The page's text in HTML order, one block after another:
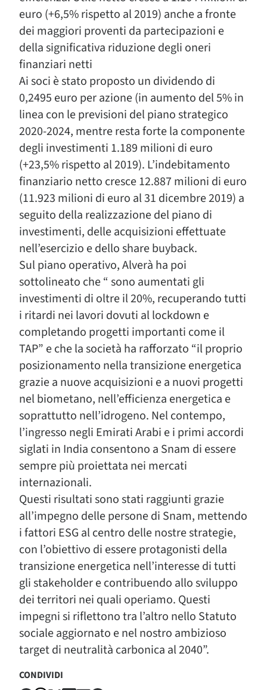
euro (+6,5% rispetto al 2019) anche a fronte
dei maggiori proventi da partecipazioni e
della significativa riduzione degli oneri
finanziari netti
Ai soci è stato proposto un dividendo di
0,2495 euro per azione (in aumento del 5% in
linea con le previsioni del piano strategico
2020-2024, mentre resta forte la componente
degli investimenti 1.189 milioni di euro
(+23,5% rispetto al 2019). L’indebitamento
finanziario netto cresce 12.887 milioni di euro
(11.923 milioni di euro al 31 dicembre 2019) a
seguito della realizzazione del piano di
investimenti, delle acquisizioni effettuate
nell’esercizio e dello share buyback.
Sul piano operativo, Alverà ha poi
sottolineato che “ sono aumentati gli
investimenti di oltre il 20%, recuperando tutti
i ritardi nei lavori dovuti al lockdown e
completando progetti importanti come il
TAP” e che la società ha rafforzato “il proprio
posizionamento nella transizione energetica
grazie a nuove acquisizioni e a nuovi progetti
nel biometano, nell’efficienza energetica e
soprattutto nell’idrogeno. Nel contempo,
l’ingresso negli Emirati Arabi e i primi accordi
siglati in India consentono a Snam di essere
sempre più proiettata nei mercati
internazionali.
Questi risultati sono stati raggiunti grazie
all’impegno delle persone di Snam, mettendo
i fattori ESG al centro delle nostre strategie,
con l’obiettivo di essere protagonisti della
transizione energetica nell’interesse di tutti
gli stakeholder e contribuendo allo sviluppo
dei territori nei quali operiamo. Questi
impegni si riflettono tra l’altro nello Statuto
sociale aggiornato e nel nostro ambizioso
target di neutralità carbonica al 2040”.
CONDIVIDI